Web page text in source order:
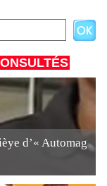
d’« Automag